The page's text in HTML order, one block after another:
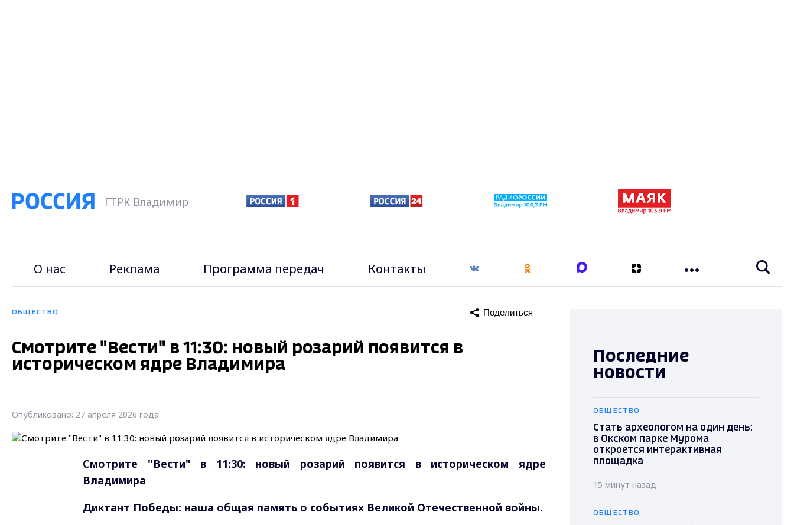
ГТРК Владимир
О нас Реклама Программа передач Контакты
ОБЩЕСТВО Поделиться
Смотрите "Вести" в 11:30: новый розарий появится в
историческом ядре Владимира
Опубликовано: 27 апреля 2026 года
Смотрите "Вести" в 11:30: новый розарий появится в историческом ядре
Владимира
Диктант Победы: наша общая память о событиях Великой Отечественной войны.
Последние
новости
ОБЩЕСТВО
Стать археологом на один день:
в Окском парке Мурома
откроется интерактивная
площадка
15 минут назад
ОБЩЕСТВО